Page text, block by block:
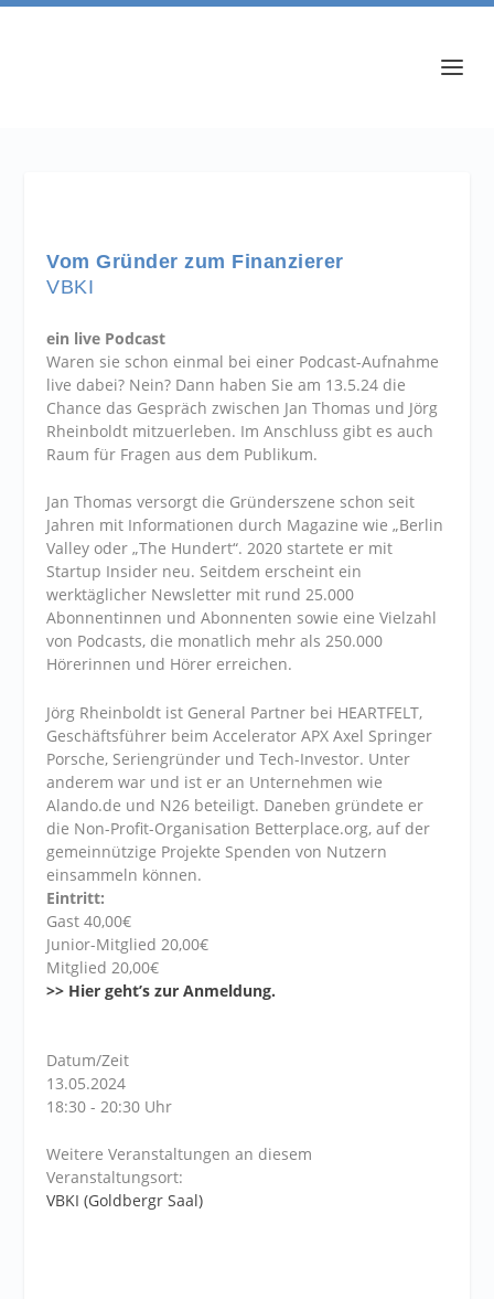
Vom Gründer zum Finanzierer
VBKI
ein live Podcast
Waren sie schon einmal bei einer Podcast-Aufnahme
live dabei? Nein? Dann haben Sie am 13.5.24 die
Chance das Gespräch zwischen Jan Thomas und Jörg
Rheinboldt mitzuerleben. Im Anschluss gibt es auch
Raum für Fragen aus dem Publikum.
Jan Thomas versorgt die Gründerszene schon seit
Jahren mit Informationen durch Magazine wie „Berlin
Valley oder „The Hundert“. 2020 startete er mit
Startup Insider neu. Seitdem erscheint ein
werktäglicher Newsletter mit rund 25.000
Abonnentinnen und Abonnenten sowie eine Vielzahl
von Podcasts, die monatlich mehr als 250.000
Hörerinnen und Hörer erreichen.
Jörg Rheinboldt ist General Partner bei HEARTFELT,
Geschäftsführer beim Accelerator APX Axel Springer
Porsche, Seriengründer und Tech-Investor. Unter
anderem war und ist er an Unternehmen wie
Alando.de und N26 beteiligt. Daneben gründete er
die Non-Profit-Organisation Betterplace.org, auf der
gemeinnützige Projekte Spenden von Nutzern
einsammeln können.
Eintritt:
Gast 40,00€
Junior-Mitglied 20,00€
Mitglied 20,00€
>> Hier geht’s zur Anmeldung.
Datum/Zeit
13.05.2024
18:30 - 20:30 Uhr
Weitere Veranstaltungen an diesem
Veranstaltungsort:
VBKI (Goldbergr Saal)